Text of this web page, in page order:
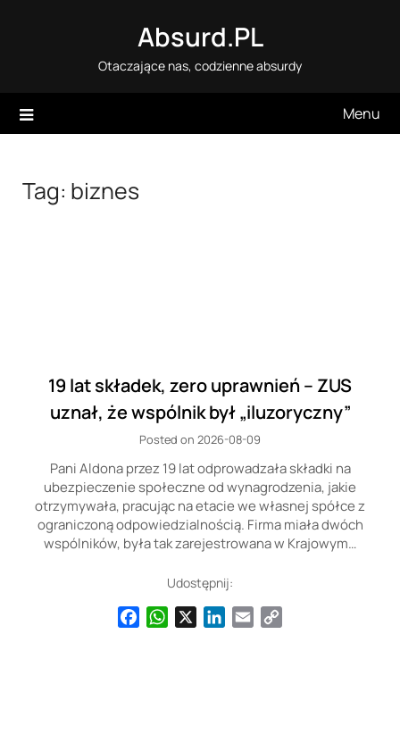
Absurd.PL
Otaczające nas, codzienne absurdy
Menu
Tag: biznes
19 lat składek, zero uprawnień – ZUS
uznał, że wspólnik był „iluzoryczny”
Posted on 2026-08-09
Pani Aldona przez 19 lat odprowadzała składki na
ubezpieczenie społeczne od wynagrodzenia, jakie
otrzymywała, pracując na etacie we własnej spółce z
ograniczoną odpowiedzialnością. Firma miała dwóch
wspólników, była tak zarejestrowana w Krajowym…
Udostępnij:
FacebookWhatsAppLinkedIn
Email